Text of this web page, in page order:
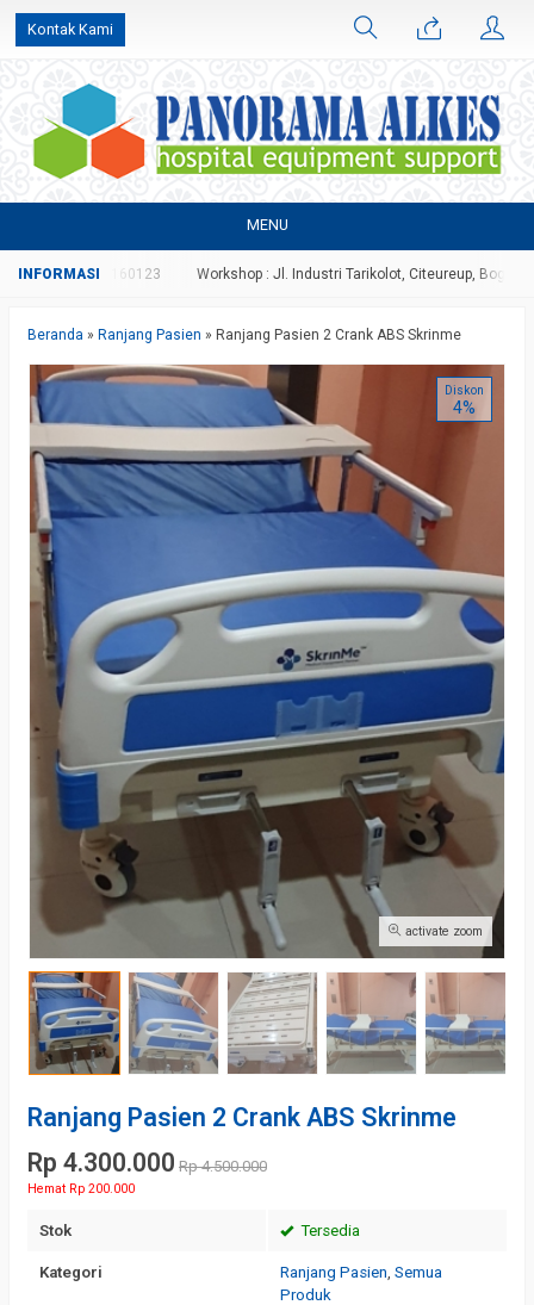
Kontak Kami
MENU
Workshop : Jl. Industri Tarikolot, Citeureup, Bogor Info
Beranda » Ranjang Pasien » Ranjang Pasien 2 Crank ABS Skrinme
activate zoom
Diskon
4%
Ranjang Pasien 2 Crank ABS Skrinme
Rp 4.300.000 Rp 4.500.000
Hemat Rp 200.000
Stok Tersedia
Kategori Ranjang Pasien, Semua
Produk